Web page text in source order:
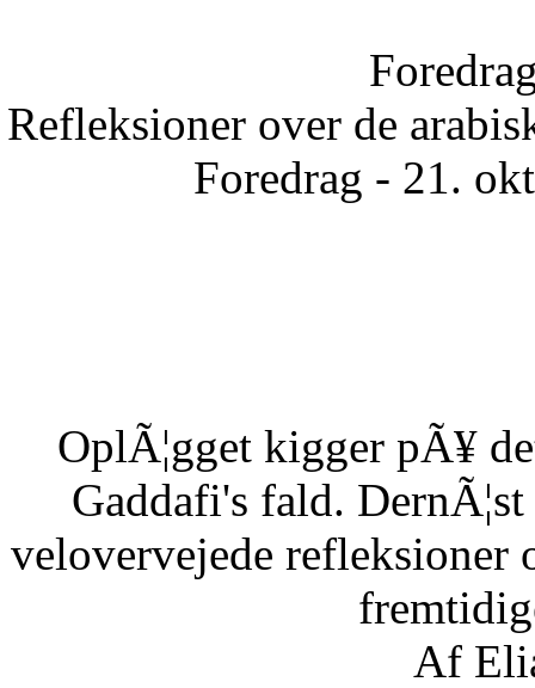
Refleksioner over de
Foredrag - 21.
OplÃ¦gget kigger pÃ¥
Gaddafi's fald.
velovervejede refleksioner
Af